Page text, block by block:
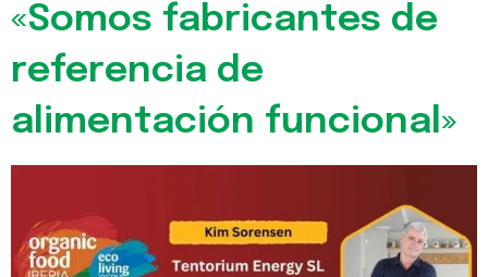
«Somos fabricantes de
referencia de
alimentación funcional»